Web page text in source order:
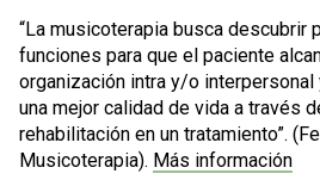
“La musicoterapia busca
funciones para que el paciente
organización intra y/o
una mejor calidad de vida a través
rehabilitación en un tratamiento”.
Musicoterapia). Más información